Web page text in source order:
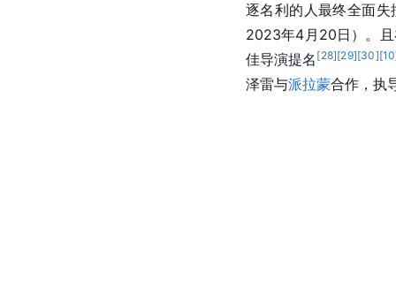
逐名利的人最终全面
2023年4月20日）。且
佳导演提名 [28][29][30][10
泽雷与派拉蒙合作，执